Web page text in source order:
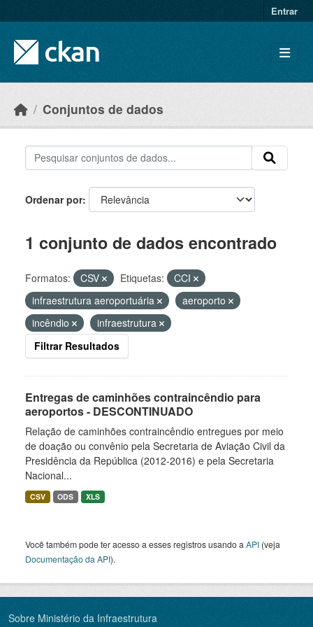
Entrar
Conjuntos de dados
Ordenar por
1 conjunto de dados encontrado
Formatos: CSV Etiquetas:
CCI
infraestrutura aeroportuária
aeroporto
incêndio
infraestrutura
Filtrar Resultados
Entregas de caminhões contraincêndio para
aeroportos - DESCONTINUADO
Relação de caminhões contraincêndio entregues por meio
de doação ou convênio pela Secretaria de Aviação Civil da
Presidência da República (2012-2016) e pela Secretaria
Nacional...
CSV ODS XLS
Você também pode ter acesso a esses registros usando a API (veja
Documentação da API).
Sobre Ministério da Infraestrutura